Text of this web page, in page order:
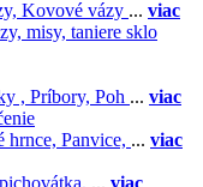
Kovové vázy ... viac
misy, taniere sklo
, Príbory, Poh ... viac
hrnce, Panvice, ... viac
... viac